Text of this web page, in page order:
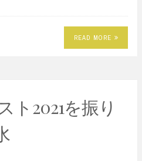
READ MORE
ト2021を振り